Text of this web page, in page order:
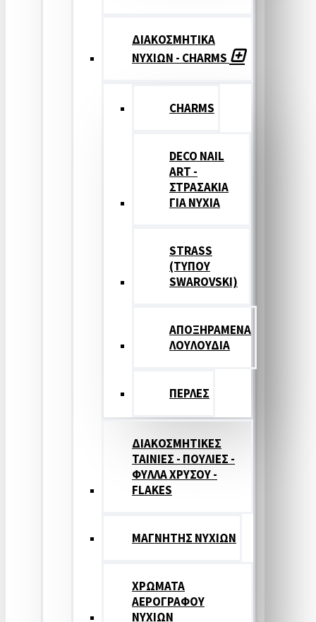
ΔΙΑΚΟΣΜΗΤΙΚΑ
ΝΥΧΙΩΝ - CHARMS
CHARMS
DECO NAIL
ART -
ΣΤΡΑΣΑΚΙΑ
ΓΙΑ ΝΥΧΙΑ
STRASS
(ΤΥΠΟΥ
SWAROVSKI)
ΑΠΟΞΗΡΑΜΕΝΑ
ΛΟΥΛΟΥΔΙΑ
ΠΕΡΛΕΣ
ΔΙΑΚΟΣΜΗΤΙΚΕΣ
ΤΑΙΝΙΕΣ - ΠΟΥΛΙΕΣ -
ΦΥΛΛΑ ΧΡΥΣΟΥ -
FLAKES
ΜΑΓΝΗΤΗΣ ΝΥΧΙΩΝ
ΧΡΩΜΑΤΑ
ΑΕΡΟΓΡΑΦΟΥ
ΝΥΧΙΩΝ